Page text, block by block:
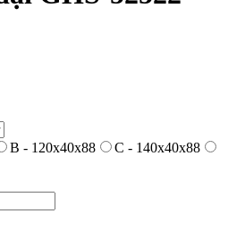
B - 120x40x88
C - 140x40x88